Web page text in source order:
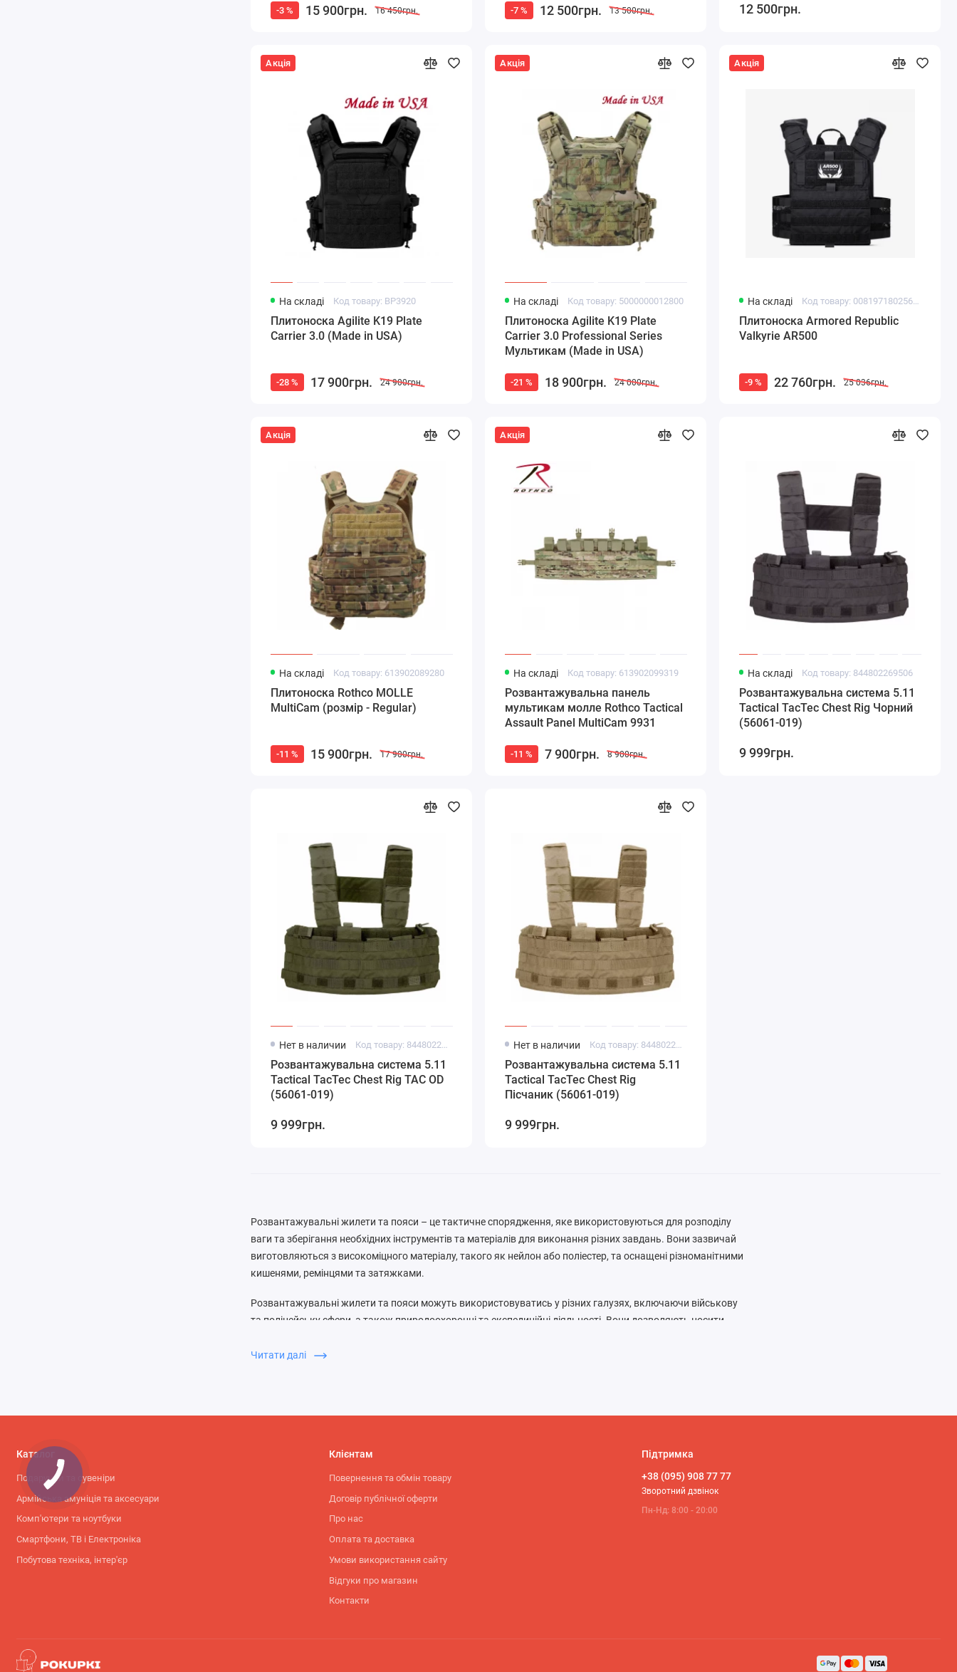
-3 % 15 900грн. 16 450грн. -7 % 12 500грн. 13 500грн. 12 500грн.
Акція
На складі Код товару: BP3920
Плитоноска Agilite K19 Plate
Carrier 3.0 (Made in USA)
-28 % 17 900грн. 24 900грн.
Акція
На складі Код товару: 5000000012800
Плитоноска Agilite K19 Plate
Carrier 3.0 Professional Series
Мультикам (Made in USA)
-21 % 18 900грн. 24 000грн.
Акція
На складі
Плитоноска Armored Republic
Valkyrie AR500
-9 % 22 760грн. 25 036грн.
Акція
На складі Код товару: 613902089280
Плитоноска Rothco MOLLE
MultiCam (розмір - Regular)
-11 % 15 900грн. 17 900грн.
Акція
На складі Код товару: 613902099319
Розвантажувальна панель
мультикам молле Rothco Tactical
Assault Panel MultiCam 9931
-11 % 7 900грн. 8 900грн.
На складі Код товару: 844802269506
Розвантажувальна система 5.11
Tactical TacTec Chest Rig Чорний
(56061-019)
9 999грн.
Нет в наличии
Розвантажувальна система 5.11
Tactical TacTec Chest Rig TAC OD
(56061-019)
9 999грн.
Нет в наличии
Розвантажувальна система 5.11
Tactical TacTec Chest Rig
Пісчаник (56061-019)
9 999грн.
Розвантажувальні жилети та пояси – це тактичне спорядження, яке використовуються для розподілу
ваги та зберігання необхідних інструментів та матеріалів для виконання різних завдань. Вони зазвичай
виготовляються з високоміцного матеріалу, такого як нейлон або поліестер, та оснащені різноманітними
кишенями, ремінцями та затяжками.
Розвантажувальні жилети та пояси можуть використовуватись у різних галузях, включаючи військову
та поліцейську сфери, а також природоохоронні та експедиційні діяльності. Вони дозволяють носити
навантаження на руки та дозволяючи швидко знайти необхідну річ у різних ситуаціях. У деяких
Читати далі
Каталог
Подарунки та сувеніри
Армійська амуніція та аксесуари
Комп'ютери та ноутбуки
Смартфони, ТВ і Електроніка
Побутова техніка, інтер'єр
Клієнтам
Повернення та обмін товару
Договір публічної оферти
Про нас
Оплата та доставка
Умови використання сайту
Відгуки про магазин
Контакти
Підтримка
+38 (095) 908 77 77
Зворотний дзвінок
Пн-Нд: 8:00 - 20:00